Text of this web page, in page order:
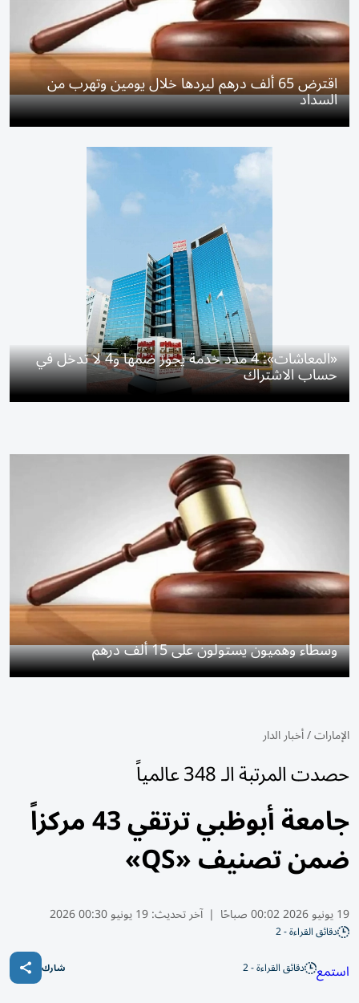
اقترض 65 ألف درهم ليردها خلال يومين وتهرب من
السداد
«المعاشات»: 4 مدد خدمة يجوز ضمها و4 لا تدخل في
حساب الاشتراك
وسطاء وهميون يستولون على 15 ألف درهم
الإمارات/أخبار الدار
حصدت المرتبة الـ 348 عالمياً
جامعة أبوظبي ترتقي 43 مركزاً
ضمن تصنيف «QS»
19 يونيو 2026 00:02 صباحًا | آخر تحديث:19 يونيو 00:30 2026
دقائق القراءة - 2
استمع دقائق القراءة - 2 شارك